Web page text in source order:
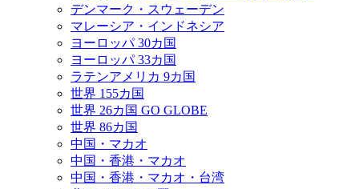
デンマーク・スウェーデン
マレーシア・インドネシア
ヨーロッパ 30カ国
ヨーロッパ 33カ国
ラテンアメリカ 9カ国
世界 155カ国
世界 26カ国 GO GLOBE
世界 86カ国
中国・マカオ
中国・香港・マカオ
中国・香港・マカオ・台湾